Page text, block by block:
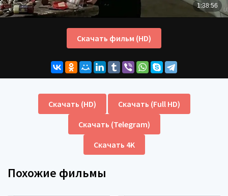
Скачать фильм (HD)
Скачать (HD)
Скачать (Full HD)
Скачать (Telegram)
Скачать 4K
Похожие фильмы